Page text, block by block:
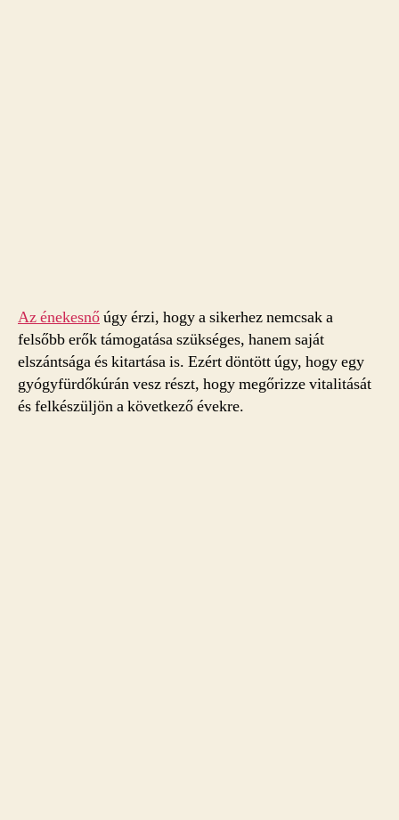
Az énekesnőúgy érzi, hogy a sikerhez nemcsak a
felsőbb erők támogatása szükséges, hanem saját
elszántsága és kitartása is. Ezért döntött úgy, hogy egy
gyógyfürdőkúrán vesz részt, hogy megőrizze vitalitását
és felkészüljön a következő évekre.